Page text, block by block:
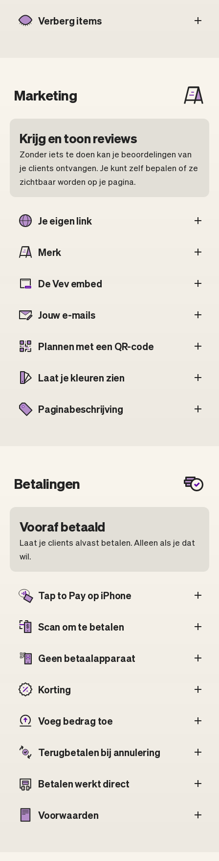
Verberg items
Marketing
Krijg en toon reviews
Zonder iets te doen kan je beoordelingen van
je clients ontvangen. Je kunt zelf bepalen of ze
zichtbaar worden op je pagina.
Je eigen link
Merk
De Vev embed
Jouw e-mails
Plannen met een QR-code
Laat je kleuren zien
Paginabeschrijving
Betalingen
Vooraf betaald
Laat je clients alvast betalen. Alleen als je dat
wil.
Tap to Pay op iPhone
Scan om te betalen
Geen betaalapparaat
Korting
Voeg bedrag toe
Terugbetalen bij annulering
Betalen werkt direct
Voorwaarden